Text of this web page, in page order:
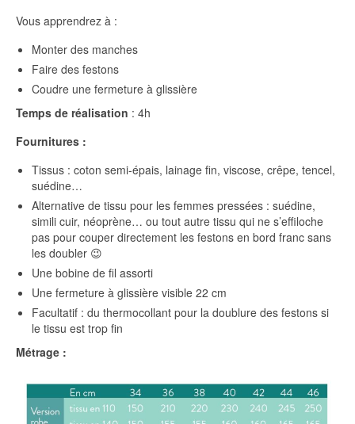
Vous apprendrez à :
Monter des manches
Faire des festons
Coudre une fermeture à glissière
Temps de réalisation : 4h
Fournitures :
Tissus : coton semi-épais, lainage fin, viscose, crêpe, tencel,
suédine…
Alternative de tissu pour les femmes pressées : suédine,
simili cuir, néoprène… ou tout autre tissu qui ne s’effiloche
pas pour couper directement les festons en bord franc sans
les doubler 😉
Une bobine de fil assorti
Une fermeture à glissière visible 22 cm
Facultatif : du thermocollant pour la doublure des festons si
le tissu est trop fin
Métrage :